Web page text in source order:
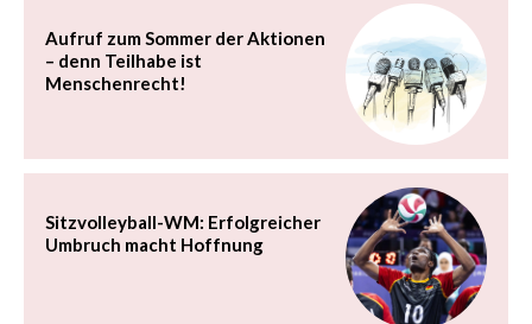
Aufruf zum Sommer der Aktionen
– denn Teilhabe ist
Menschenrecht!
Sitzvolleyball-WM: Erfolgreicher
Umbruch macht Hoffnung